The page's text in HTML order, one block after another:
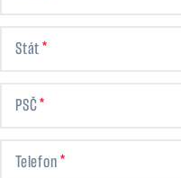
Stát
PSČ
Telefon